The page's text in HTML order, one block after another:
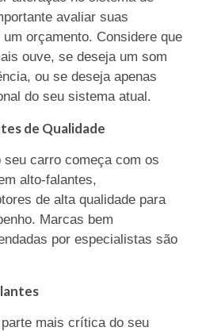
avaliar suas
orçamento. Considere que
ouve, se deseja um som
ou se deseja apenas
do seu sistema atual.
de Qualidade
seu carro começa com os
alto-falantes,
de alta qualidade para
Marcas bem
por especialistas são
mais crítica do seu